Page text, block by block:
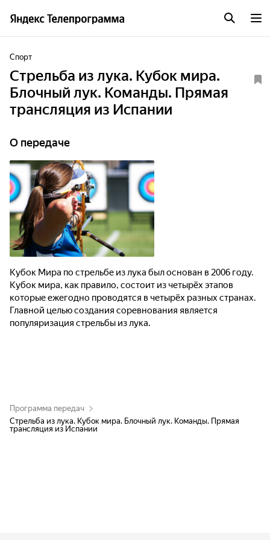
Спорт
Стрельба из лука. Кубок мира.
Блочный лук. Команды. Прямая
трансляция из Испании
О передаче
Кубок Мира по стрельбе из лука был основан в 2006 году.
Кубок мира, как правило, состоит из четырёх этапов
которые ежегодно проводятся в четырёх разных странах.
Главной целью создания соревнования является
популяризация стрельбы из лука.
Программа передач
Стрельба из лука. Кубок мира. Блочный лук. Команды. Прямая
трансляция из Испании